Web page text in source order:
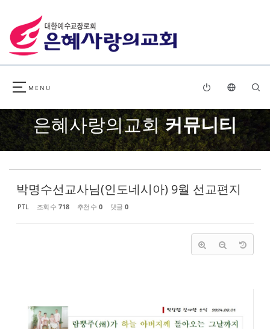
은혜사랑의교회커뮤니티
박명수선교사님(인도네시아) 9월 선교편지
PTL 조회 수 718 추천 수 0 댓글 0